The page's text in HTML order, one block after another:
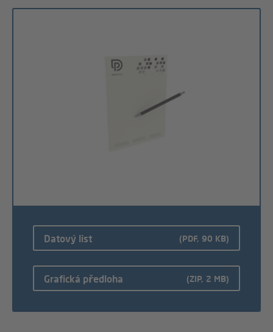
Datový list (PDF, 90 KB)
Grafická předloha (ZIP, 2 MB)